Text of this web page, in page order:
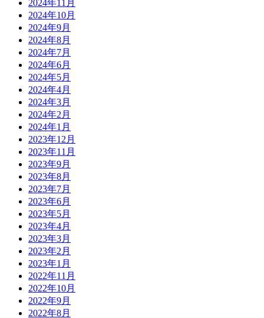
2024年11月
2024年10月
2024年9月
2024年8月
2024年7月
2024年6月
2024年5月
2024年4月
2024年3月
2024年2月
2024年1月
2023年12月
2023年11月
2023年9月
2023年8月
2023年7月
2023年6月
2023年5月
2023年4月
2023年3月
2023年2月
2023年1月
2022年11月
2022年10月
2022年9月
2022年8月